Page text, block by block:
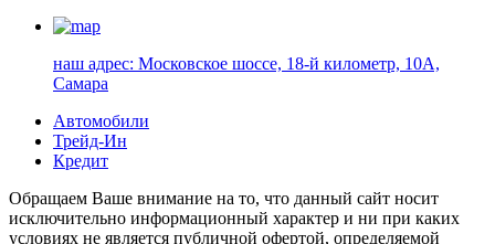
наш адрес: Московское шоссе, 18-й километр, 10А,
Самара
Автомобили
Трейд-Ин
Кредит
Обращаем Ваше внимание на то, что данный сайт носит
исключительно информационный характер и ни при каких
условиях не является публичной офертой, определяемой